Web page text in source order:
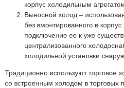
корпус холодильным
Выносной холод –
без вмонтированного в корпус
подключение ее к уже
централизованного
холодильной установки
Традиционно используют торговое
со встроенным холодом в